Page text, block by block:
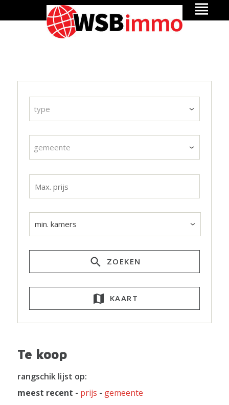
type
gemeente
ZOEKEN
KAART
Te koop
rangschik lijst op:
meest recent - prijs - gemeente